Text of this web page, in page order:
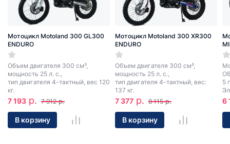
Мотоцикл Motoland 300 GL300
ENDURO
Объем двигателя 300 см³,
мощность 25 л. с.,
тип двигателя 4-тактный, вес 120
кг.
7 193 р. 7 912 р.
В корзину
Мотоцикл Motoland 300 XR300
ENDURO
Объем двигателя 300 см³,
мощность 25 л. с.,
тип двигателя 4-тактный, вес:
137 кг.
7 377 р. 8 115 р.
В корзину
5
6